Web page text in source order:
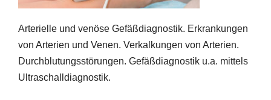
Arterielle und venöse Gefäßdiagnostik. Erkrankungen
von Arterien und Venen. Verkalkungen von Arterien.
Durchblutungsstörungen. Gefäßdiagnostik u.a. mittels
Ultraschalldiagnostik.